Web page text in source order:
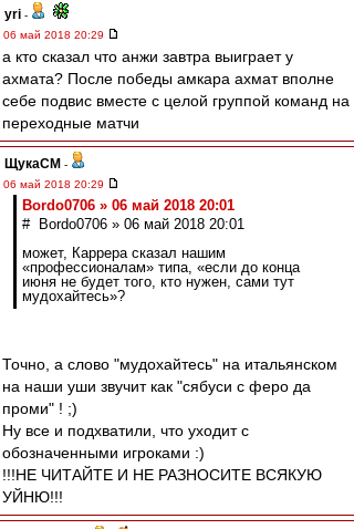
yri -
06 май 2018 20:29
а кто сказал что анжи завтра выиграет у
ахмата? После победы амкара ахмат вполне
себе подвис вместе с целой группой команд на
переходные матчи
ЩукаСМ -
06 май 2018 20:29
Bordo0706 » 06 май 2018 20:01
# Bordo0706 » 06 май 2018 20:01
может, Каррера сказал нашим
«профессионалам» типа, «если до конца
июня не будет того, кто нужен, сами тут
мудохайтесь»?
Точно, а слово "мудохайтесь" на итальянском
на наши уши звучит как "сябуси с феро да
проми" ! ;)
Ну все и подхватили, что уходит с
обозначенными игроками :)
!!!НЕ ЧИТАЙТЕ И НЕ РАЗНОСИТЕ ВСЯКУЮ
УЙНЮ!!!